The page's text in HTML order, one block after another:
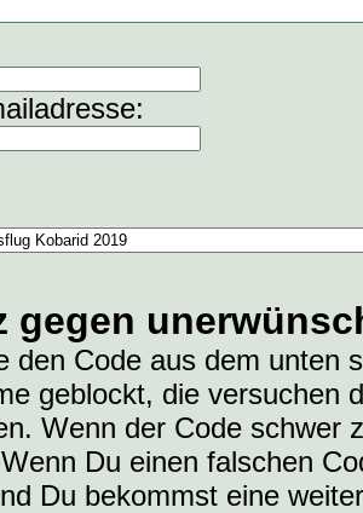
gegen
den Code aus dem unten
geblockt, die versuchen
Wenn der Code schwer
Du einen falschen
Du bekommst eine